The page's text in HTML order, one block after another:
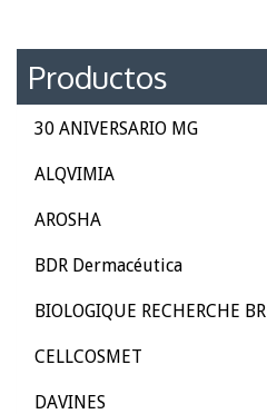
Productos
30 ANIVERSARIO MG
ALQVIMIA
AROSHA
BDR Dermacéutica
BIOLOGIQUE RECHERCHE BR
CELLCOSMET
DAVINES